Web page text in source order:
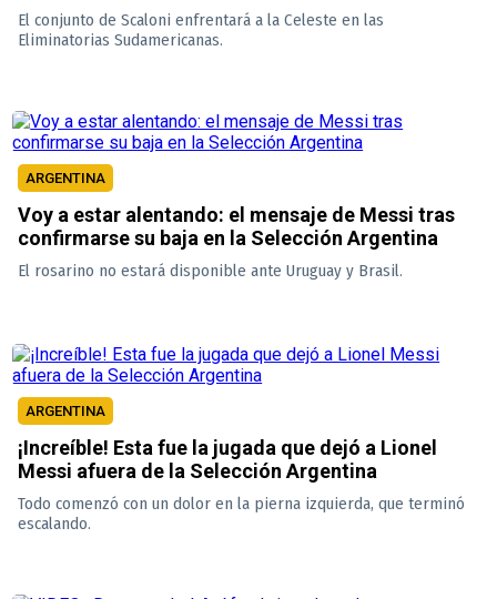
El conjunto de Scaloni enfrentará a la Celeste en las
Eliminatorias Sudamericanas.
ARGENTINA
Voy a estar alentando: el mensaje de Messi tras
confirmarse su baja en la Selección Argentina
El rosarino no estará disponible ante Uruguay y Brasil.
ARGENTINA
¡Increíble! Esta fue la jugada que dejó a Lionel
Messi afuera de la Selección Argentina
Todo comenzó con un dolor en la pierna izquierda, que terminó
escalando.